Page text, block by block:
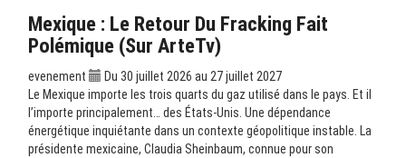
Mexique : Le Retour Du Fracking Fait
Polémique (sur ArteTv)
evenement
Du 30 juillet 2026 au 27 juillet 2027
Le Mexique importe les trois quarts du gaz utilisé dans le pays. Et il
l’importe principalement… des États-Unis. Une dépendance
énergétique inquiétante dans un contexte géopolitique instable. La
présidente mexicaine, Claudia Sheinbaum, connue pour son